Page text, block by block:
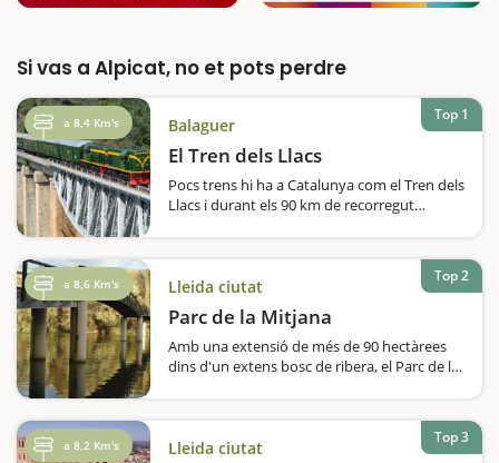
Si vas a Alpicat, no et pots perdre
a 8,4 Km's Balaguer
El Tren dels Llacs
Pocs trens hi ha a Catalunya com el Tren dels
Llacs i durant els 90 km de recorregut
experiència per viure en família. El Tren
dels…
Top 1
a 8,6 Km's Lleida ciutat
Parc de la Mitjana
Amb una extensió de més de 90 hectàrees
dins d'un extens bosc de ribera, el Parc de la
i un dels espais on les famílies…
Top 2
a 8,2 Km's Lleida ciutat
Top 3